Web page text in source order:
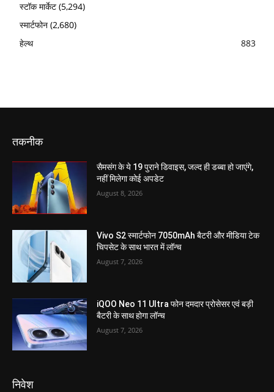
स्टॉक मार्केट (5,294)
स्मार्टफोन (2,680)
हेल्थ
883
तकनीक
सैमसंग के ये 19 पुराने डिवाइस, जल्द ही डब्बा हो जाएंगे,
नहीं मिलेगा कोई अपडेट
August 8, 2026
Vivo S2 स्मार्टफोन 7050mAh बैटरी और मीडिया टेक
चिपसेट के साथ भारत में लॉन्च
August 7, 2026
iQOO Neo 11 Ultra फोन दमदार प्रोसेसर एवं बड़ी
बैटरी के साथ होगा लॉन्च
August 7, 2026
निवेश